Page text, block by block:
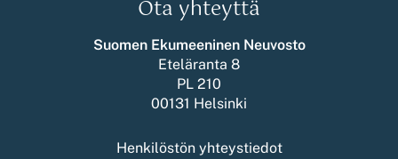
Ota yhteyttä
Suomen Ekumeeninen Neuvosto
Eteläranta 8
PL 210
00131 Helsinki
Henkilöstön yhteystiedot